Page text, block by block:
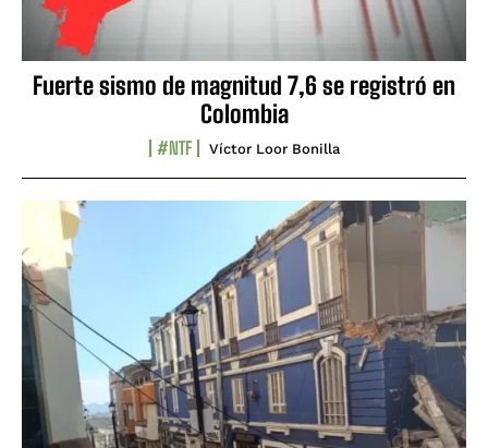
Fuerte sismo de magnitud 7,6 se registró en
Colombia
#NTF Víctor Loor Bonilla